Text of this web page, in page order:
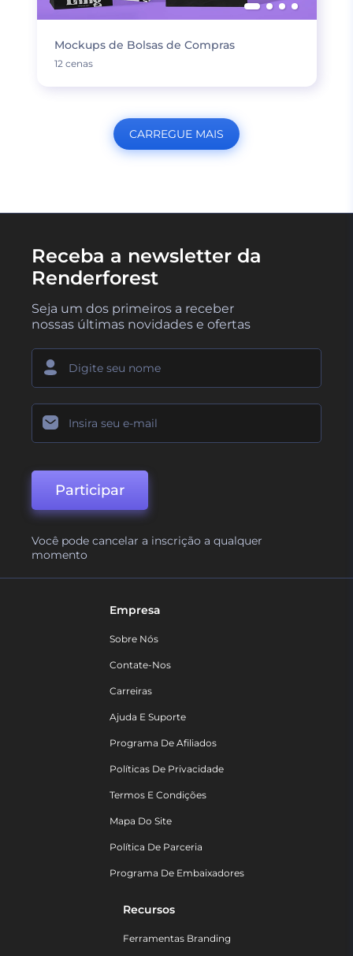
Mockups de Bolsas de Compras
12 cenas
CARREGUE MAIS
Receba a newsletter da
Renderforest
Seja um dos primeiros a receber
nossas últimas novidades e ofertas
Participar
Você pode cancelar a inscrição a qualquer
momento
Empresa
Sobre Nós
Contate-Nos
Carreiras
Ajuda E Suporte
Programa De Afiliados
Políticas De Privacidade
Termos E Condições
Mapa Do Site
Política De Parceria
Programa De Embaixadores
Recursos
Ferramentas Branding